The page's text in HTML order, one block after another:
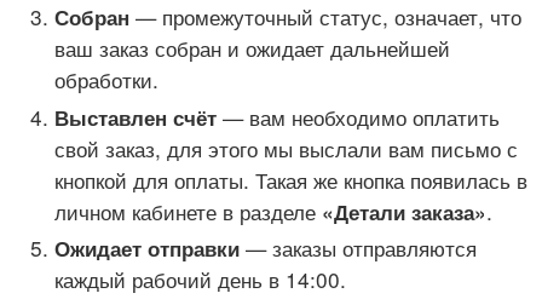
Собран — промежуточный статус, означает, что
ваш заказ собран и ожидает дальнейшей
обработки.
Выставлен счёт — вам необходимо оплатить
свой заказ, для этого мы выслали вам письмо с
кнопкой для оплаты. Такая же кнопка появилась в
личном кабинете в разделе «Детали заказа».
Ожидает отправки — заказы отправляются
каждый рабочий день в 14:00.